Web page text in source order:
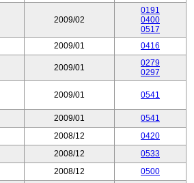
2009/02
0191
0400
0517
2009/01 0416
2009/01
0279
0297
2009/01 0541
2009/01
0541
2008/12
0420
2008/12
0533
2008/12 0500